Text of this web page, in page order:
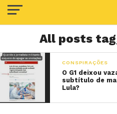
All posts
CONSPIRAÇÕES
O G1 deixou
subtítulo de
Lula?